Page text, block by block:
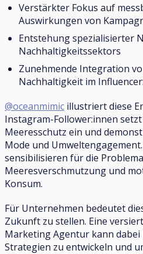
Verstärkter Fokus auf
Auswirkungen von
Entstehung spezialisierter
Nachhaltigkeitssektors
Zunehmende Integration
Nachhaltigkeit im
@oceanmimic illustriert diese
Instagram-Follower:innen
Meeresschutz ein und
Mode und
sensibilisieren für die
Meeresverschmutzung und
Konsum.
Für Unternehmen bedeutet
Zukunft zu stellen. Eine
Marketing Agentur kann
Strategien zu entwickeln und